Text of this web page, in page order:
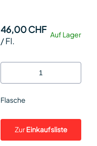
Auf Lager
46,00 CHF
/Fl.
Flasche
ZurEinkaufsliste